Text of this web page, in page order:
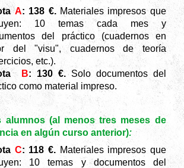
A: 138 €. Materiales impresos que
10 temas cada mes y
del práctico (cuadernos en
del "visu", cuadernos de teoría
etc.).
B: 130 €.Solo documentos del
como material impreso.
alumnos (al menos tres meses de
en algún curso anterior):
C: 118 €. Materiales impresos que
10 temas y documentos del